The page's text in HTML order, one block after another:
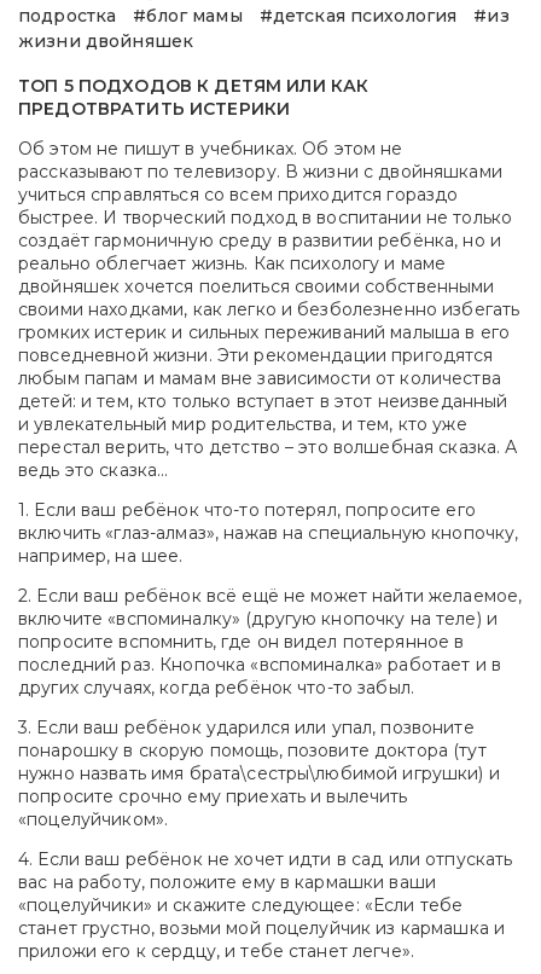
подростка
#блог мамы #детская психология
#из
жизни двойняшек
ТОП 5 ПОДХОДОВ К ДЕТЯМ ИЛИ КАК
ПРЕДОТВРАТИТЬ ИСТЕРИКИ
Об этом не пишут в учебниках. Об этом не
рассказывают по телевизору. В жизни с двойняшками
учиться справляться со всем приходится гораздо
быстрее. И творческий подход в воспитании не только
создаёт гармоничную среду в развитии ребёнка, но и
реально облегчает жизнь. Как психологу и маме
двойняшек хочется поелиться своими собственными
своими находками, как легко и безболезненно избегать
громких истерик и сильных переживаний малыша в его
повседневной жизни. Эти рекомендации пригодятся
любым папам и мамам вне зависимости от количества
детей: и тем, кто только вступает в этот неизведанный
и увлекательный мир родительства, и тем, кто уже
перестал верить, что детство – это волшебная сказка. А
ведь это сказка...
1. Если ваш ребёнок что-то потерял, попросите его
включить «глаз-алмаз», нажав на специальную кнопочку,
например, на шее.
2. Если ваш ребёнок всё ещё не может найти желаемое,
включите «вспоминалку» (другую кнопочку на теле) и
попросите вспомнить, где он видел потерянное в
последний раз. Кнопочка «вспоминалка» работает и в
других случаях, когда ребёнок что-то забыл.
3. Если ваш ребёнок ударился или упал, позвоните
понарошку в скорую помощь, позовите доктора (тут
нужно назвать имя брата\сестры\любимой игрушки) и
попросите срочно ему приехать и вылечить
«поцелуйчиком».
4. Если ваш ребёнок не хочет идти в сад или отпускать
вас на работу, положите ему в кармашки ваши
«поцелуйчики» и скажите следующее: «Если тебе
станет грустно, возьми мой поцелуйчик из кармашка и
приложи его к сердцу, и тебе станет легче».